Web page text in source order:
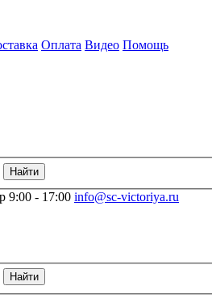
Оплата Видео Помощь
9:00 - 17:00 info@sc-victoriya.ru